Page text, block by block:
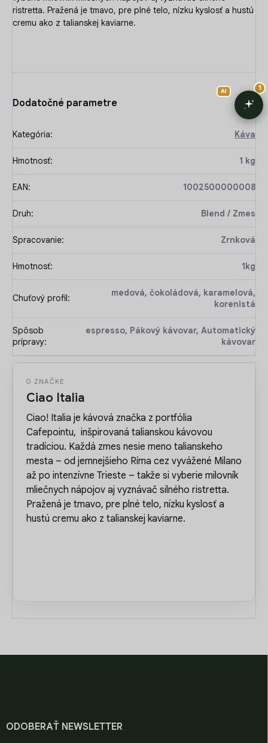
ristretta. Pražená je tmavo, pre plné telo, nízku kyslosť a hustú
cremu ako z talianskej kaviarne.
Dodatočné parametre
Kategória: Káva
Hmotnosť: 1 kg
EAN: 1002500000008
Druh: Blend / Zmes
Spracovanie: Zrnková
Hmotnosť: 1kg
Chuťový profil :
medová, čokoládová, karamelová,
korenistá
Spôsob
prípravy:
espresso, Pákový kávovar, Automatický
kávovar
O ZNAČKE
Ciao Italia
Ciao! Italia je kávová značka z portfólia
Cafepointu, inšpirovaná talianskou kávovou
tradíciou. Každá zmes nesie meno talianskeho
mesta – od jemnejšieho Ríma cez vyvážené Milano
až po intenzívne Trieste – takže si vyberie milovník
mliečnych nápojov aj vyznávač silného ristretta.
Pražená je tmavo, pre plné telo, nízku kyslosť a
hustú cremu ako z talianskej kaviarne.
ODOBERAŤ NEWSLETTER